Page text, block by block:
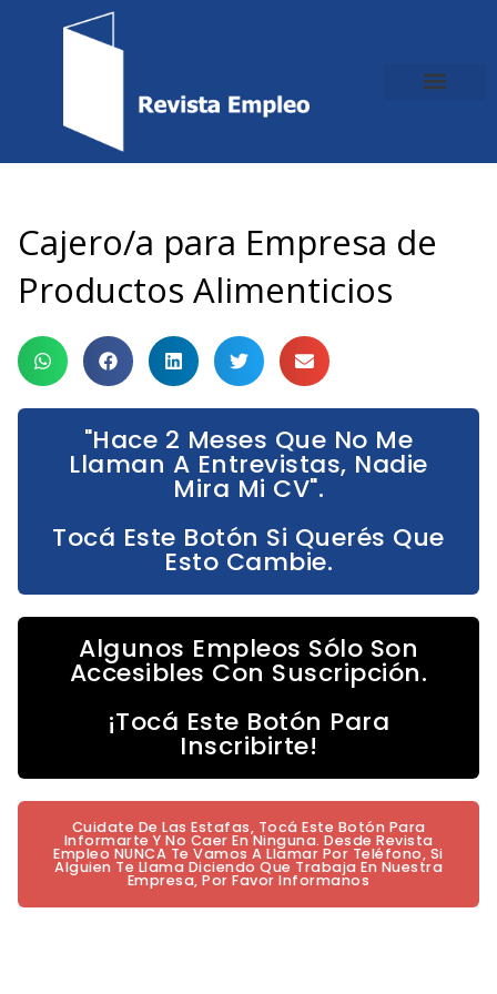
Cajero/a para Empresa de
Productos Alimenticios
"Hace 2 Meses Que No Me
Llaman A Entrevistas, Nadie
Mira Mi CV".
Tocá Este Botón Si Querés Que
Esto Cambie.
Algunos Empleos Sólo Son
Accesibles Con Suscripción.
¡Tocá Este Botón Para
Inscribirte!
Cuidate De Las Estafas, Tocá Este Botón Para
Informarte Y No Caer En Ninguna. Desde Revista
Empleo NUNCA Te Vamos A Llamar Por Teléfono, Si
Alguien Te Llama Diciendo Que Trabaja En Nuestra
Empresa, Por Favor Informanos